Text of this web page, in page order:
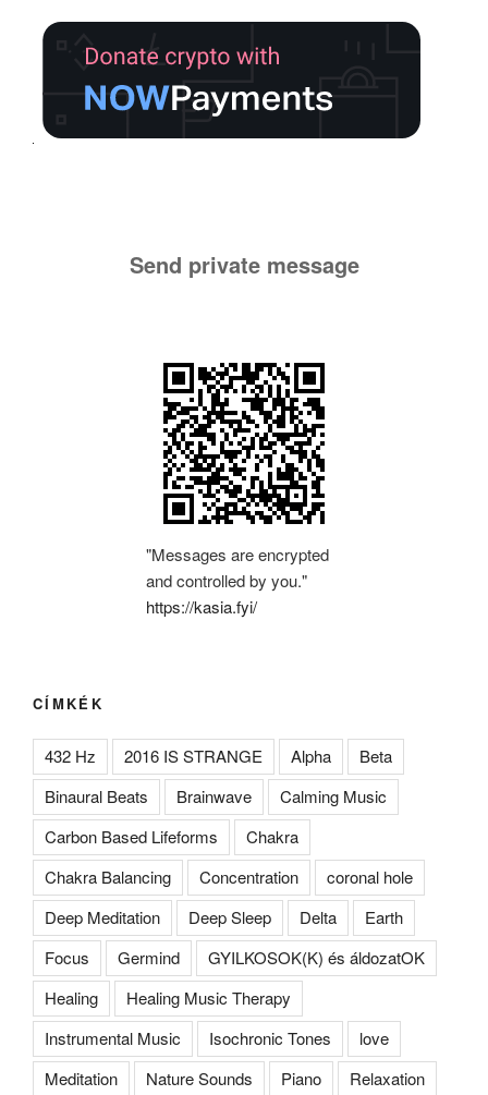
Send private message
"Messages are encrypted
and controlled by you."
https://kasia.fyi/
CÍMKÉK
432 Hz 2016 IS STRANGE Alpha
Beta
Binaural Beats
Brainwave
Calming Music
Carbon Based Lifeforms
Chakra
Chakra Balancing
Concentration
coronal hole
Deep Meditation
Deep Sleep Delta
Earth
Focus
Germind
GYILKOSOK(K) és áldozatOK
Healing
Healing Music Therapy
Instrumental Music
Isochronic Tones
love
Meditation
Nature Sounds Piano Relaxation